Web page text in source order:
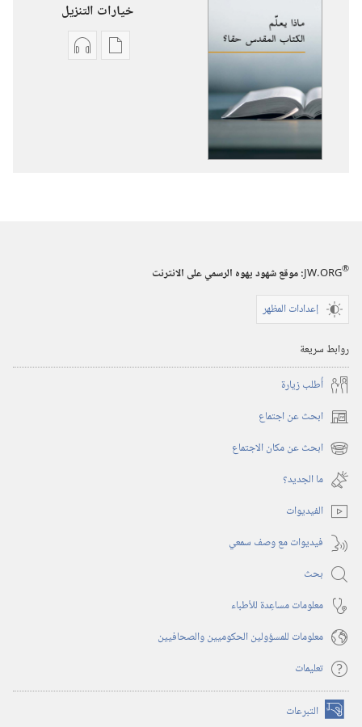
خيارات التنزيل
خياراتخيارات
JW.ORG®
:‏ موقع شهود يهوه الرسمي على الانترنت
إعدادات المظهر
روابط سريعة
أُطلب زيارة
ابحث عن اجتماع (يفتح
نافذة
جديدة)
ابحث عن مكان الاجتماع (يفتح
نافذة
جديدة)
ما الجديد؟‏
الفيديوات
فيديوات مع وصف سمعي
بحث
معلومات مساعِدة للأطباء
معلومات للمسؤولين الحكوميين والصحافيين
تعليمات
التبرعات (يفتح